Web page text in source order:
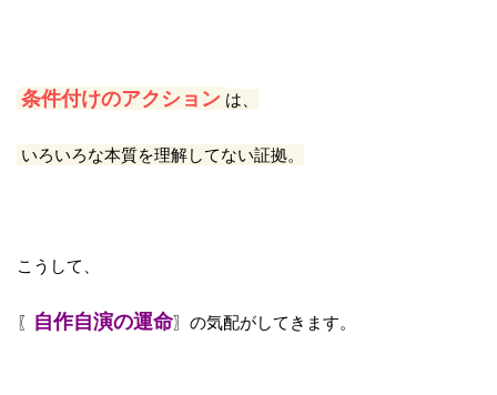
条件付けのアクション は、
いろいろな本質を理解してない証拠。
こうして、
〖 自作自演の運命〗の気配がしてきます。